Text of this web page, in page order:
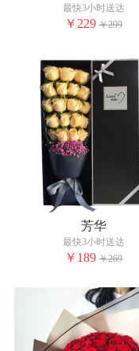
最快3小时送达
￥229 ￥299
芳华
最快3小时送达
￥189 ￥269